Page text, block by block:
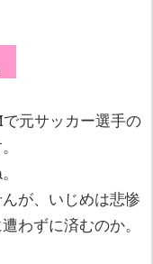
元サッカー選手の
が、いじめは悲惨
わずに済むのか。